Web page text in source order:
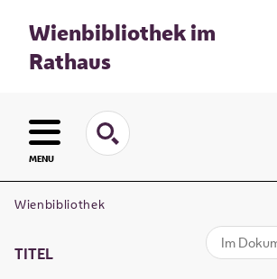
Wienbibliothek im
Rathaus
MENU
Wienbibliothek
TITEL